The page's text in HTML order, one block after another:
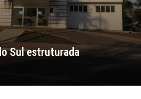
Sul estruturada